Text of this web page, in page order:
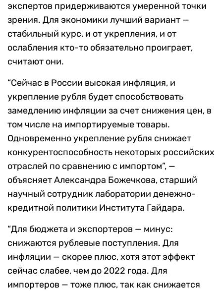
экспертов придерживаются умеренной точки
зрения. Для экономики лучший вариант —
стабильный курс, и от укрепления, и от
ослабления кто-то обязательно проиграет,
считают они.
“Сейчас в России высокая инфляция, и
укрепление рубля будет способствовать
замедлению инфляции за счет снижения цен, в
том числе на импортируемые товары.
Одновременно укрепление рубля снижает
конкурентоспособность некоторых российских
отраслей по сравнению с импортом”, —
объясняет Александра Божечкова, старший
научный сотрудник лаборатории денежно-
кредитной политики Института Гайдара.
“Для бюджета и экспортеров — минус:
снижаются рублевые поступления. Для
инфляции — скорее плюс, хотя этот эффект
сейчас слабее, чем до 2022 года. Для
импортеров — тоже плюс, так как снижается